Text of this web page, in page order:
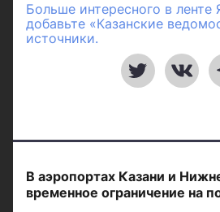
Больше интересного в ленте
добавьте «Казанские
источники.
В аэропортах Казани и
временное ограничение на